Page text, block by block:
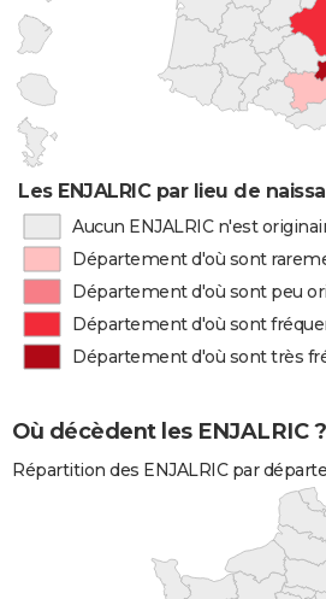
Les ENJALRIC par lieu de
Aucun ENJALRIC n'est
Département d'où sont
Département d'où sont peu
Département d'où sont
Département d'où sont très
Où décèdent les ENJALRIC ?
Répartition des ENJALRIC par